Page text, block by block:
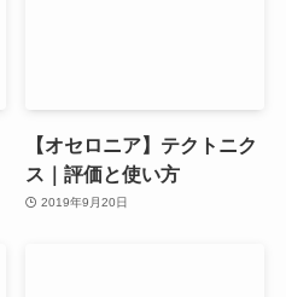
【オセロニア】テクトニク
ス｜評価と使い方
2019年9月20日